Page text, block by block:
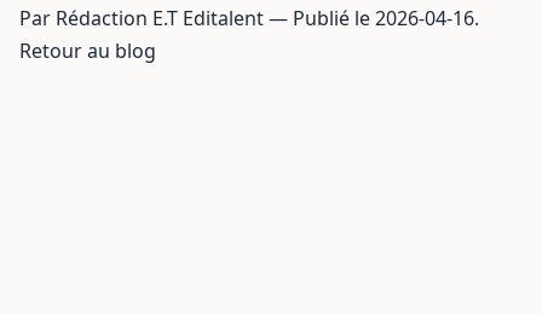
Par Rédaction E.T Editalent — Publié le 2026-04-16.
Retour au blog